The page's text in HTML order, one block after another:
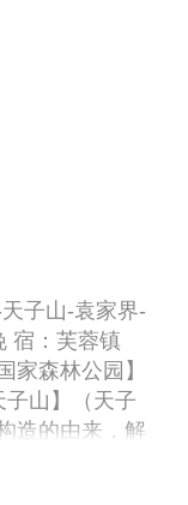
浓缩了张家界
《沧海桑田》
小城往事》
演出运用先进
上天入地、出
在演出中，身
子山-袁家界-
宿：芙蓉镇
家森林公园】
子山】（天子
造的由来，解
价值，论证张